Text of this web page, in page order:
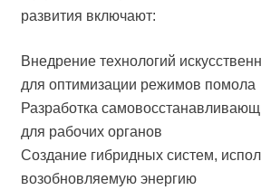
развития включают:
Внедрение технологий
для оптимизации режимов помола
Разработка
для рабочих органов
Создание гибридных систем,
возобновляемую энергию